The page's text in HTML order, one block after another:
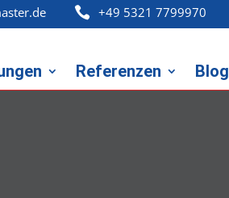
 +49 5321 7799970
Referenzen Blog